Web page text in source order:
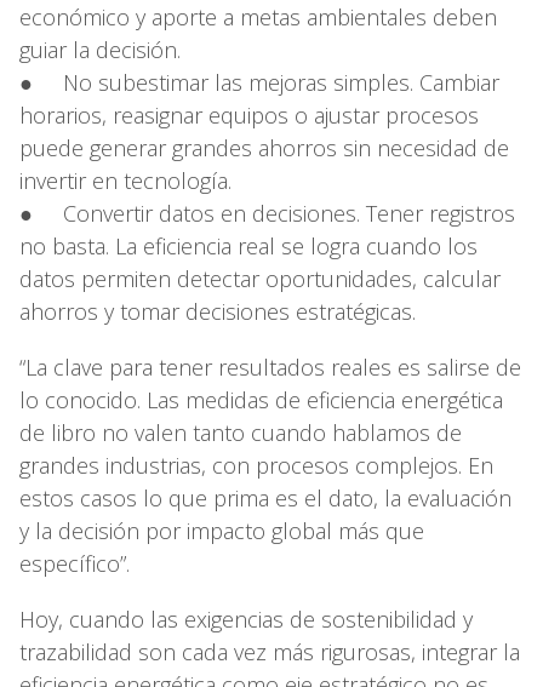
económico y aporte a metas ambientales deben
guiar la decisión.
● No subestimar las mejoras simples. Cambiar
horarios, reasignar equipos o ajustar procesos
puede generar grandes ahorros sin necesidad de
invertir en tecnología.
● Convertir datos en decisiones. Tener registros
no basta. La eficiencia real se logra cuando los
datos permiten detectar oportunidades, calcular
ahorros y tomar decisiones estratégicas.
“La clave para tener resultados reales es salirse de
lo conocido. Las medidas de eficiencia energética
de libro no valen tanto cuando hablamos de
grandes industrias, con procesos complejos. En
estos casos lo que prima es el dato, la evaluación
y la decisión por impacto global más que
específico”.
Hoy, cuando las exigencias de sostenibilidad y
trazabilidad son cada vez más rigurosas, integrar la